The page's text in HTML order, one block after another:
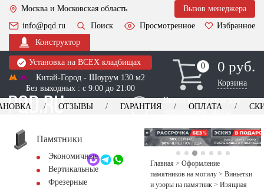
Москва и Московская область
Вызов менеджера
info@pqd.ru
Поиск Просмотренное
Избранное
Конструктор
Установка на ВСЕХ кладбищах
Китай-Город - Шоурум 130 м2
Без выходных : с 9:00 до 21:00
0
0 0 руб.
Корзина
Выезд менеджера для
оформления заказа
+7 (495) 518-44-23
Обратный звонок
ОТЗЫВЫ ГАРАНТИЯ ОПЛАТА
Памятники
Экономичные
Вертикальные
Фрезерные
Главная > Оформление
памятников на могилу > Виньетки
и узоры на памятник > Изящная